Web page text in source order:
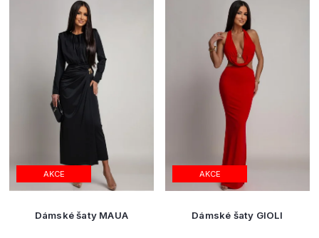
AKCE
Dámské šaty MAUA
AKCE
Dámské šaty GIOLI